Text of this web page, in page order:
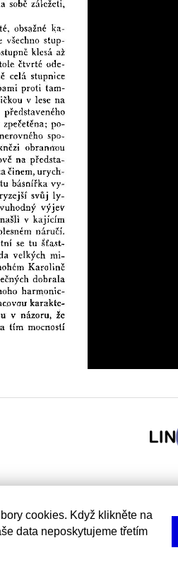
cookies. Když klikněte na
data neposkytujeme třetím